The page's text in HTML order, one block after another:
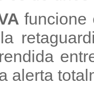
funcione
alerta